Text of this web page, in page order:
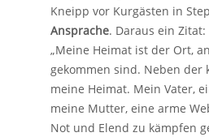
Kneipp vor Kurgästen in
Ansprache. Daraus ein Zitat:
„Meine Heimat ist der Ort,
gekommen sind. Neben der
meine Heimat. Mein Vater,
meine Mutter, eine arme
Not und Elend zu kämpfen